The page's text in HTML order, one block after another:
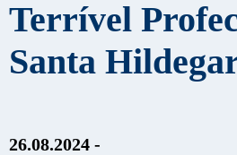
Terrível
Santa
26.08.2024 -